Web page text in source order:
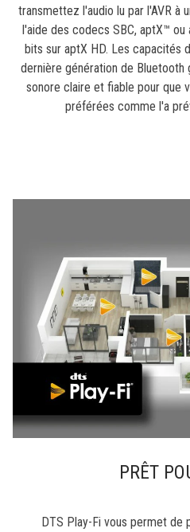
transmettez l'audio lu par l'AVR à
l'aide des codecs SBC, aptX™
bits sur aptX HD. Les capacités
dernière génération de Bluetooth
sonore claire et fiable pour que
préférées comme l'a
PRÊT
DTS Play-Fi vous permet de